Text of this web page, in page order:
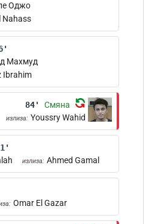
Оджо
Nahass
Махмуд
Ibrahim
84' Смяна
излиза: Youssry Wahid
излиза: Ahmed Gamal
Omar El Gazar